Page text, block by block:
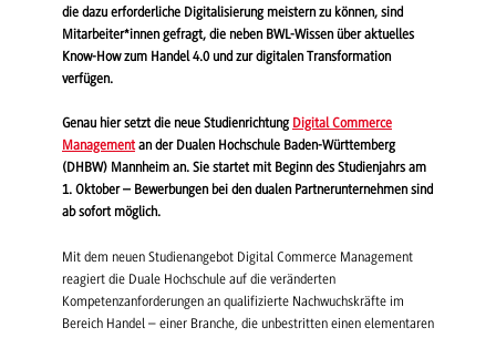
die dazu erforderliche Digitalisierung meistern zu können, sind
Mitarbeiter*innen gefragt, die neben BWL-Wissen über aktuelles
Know-How zum Handel 4.0 und zur digitalen Transformation
verfügen.
Genau hier setzt die neue Studienrichtung Digital Commerce
Managementan der Dualen Hochschule Baden-Württemberg
(DHBW) Mannheim an. Sie startet mit Beginn des Studienjahrs am
1. Oktober – Bewerbungen bei den dualen Partnerunternehmen sind
ab sofort möglich.
Mit dem neuen Studienangebot Digital Commerce Management
reagiert die Duale Hochschule auf die veränderten
Kompetenzanforderungen an qualifizierte Nachwuchskräfte im
Bereich Handel – einer Branche, die unbestritten einen elementaren